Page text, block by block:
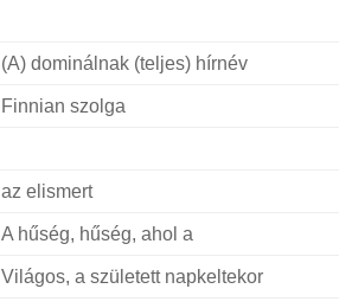
(A) dominálnak (teljes) hírnév
Finnian szolga
az elismert
A hűség, hűség, ahol a
Világos, a született napkeltekor